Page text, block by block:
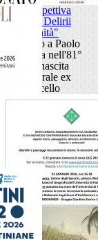
Retrospettiva
"Anni Delirii
Vanità"
Omaggio a Paolo
Capovilla nell'81°
della nascita
Cattedrale ex
Macello